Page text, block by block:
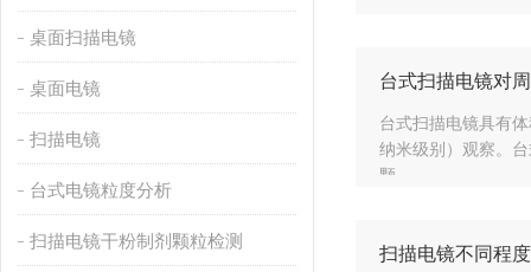
桌面扫描电镜
桌面电镜
扫描电镜
台式电镜粒度分析
扫描电镜干粉制剂颗粒检测
台式扫描电镜对
台式扫描电镜具有体
纳米级别）观察。
颗...
扫描电镜不同程